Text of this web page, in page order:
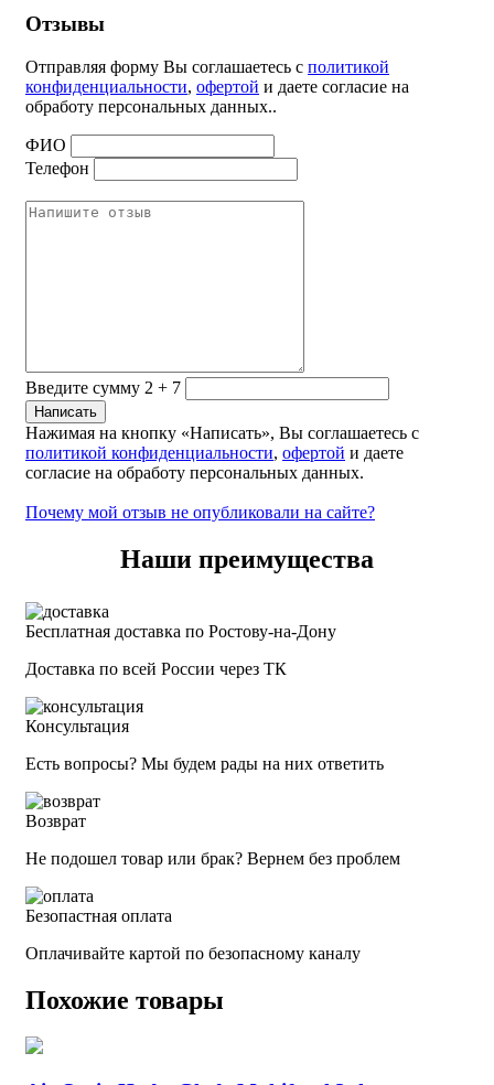
Отзывы
Отправляя форму Вы соглашаетесь с политикой
конфиденциальности, офертой и даете согласие на
обработу персональных данных..
ФИО
Телефон
Введите сумму 2 + 7
Нажимая на кнопку «Написать», Вы соглашаетесь с
политикой конфиденциальности, офертой и даете
согласие на обработу персональных данных.
Почему мой отзыв не опубликовали на сайте?
Наши преимущества
Бесплатная доставка по Ростову-на-Дону
Доставка по всей России через ТК
Консультация
Есть вопросы? Мы будем рады на них ответить
Возврат
Не подошел товар или брак? Вернем без проблем
Безопастная оплата
Оплачивайте картой по безопасному каналу
Похожие товары